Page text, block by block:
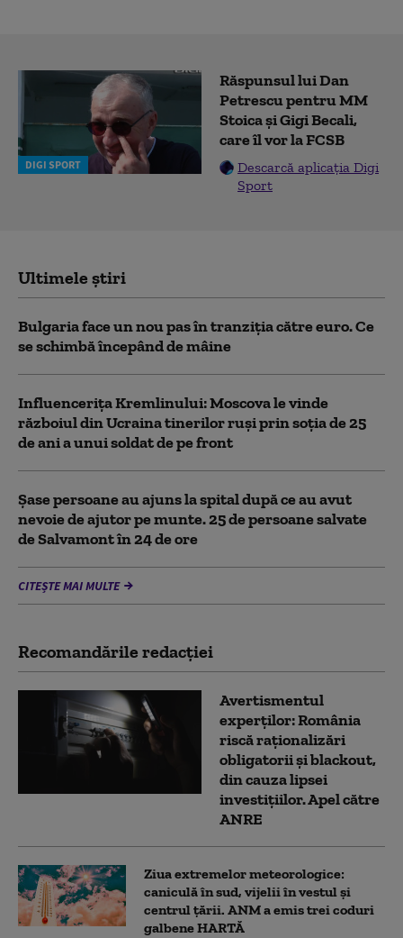
DIGI SPORT
Răspunsul lui Dan
Petrescu pentru MM
Stoica și Gigi Becali,
care îl vor la FCSB
Descarcă aplicația Digi
Sport
Ultimele știri
Bulgaria face un nou pas în tranziţia către euro. Ce
se schimbă începând de mâine
Influencerița Kremlinului: Moscova le vinde
războiul din Ucraina tinerilor ruși prin soția de 25
de ani a unui soldat de pe front
Șase persoane au ajuns la spital după ce au avut
nevoie de ajutor pe munte. 25 de persoane salvate
de Salvamont în 24 de ore
CITEȘTE MAI MULTE
Recomandările redacţiei
Avertismentul
experților: România
riscă raționalizări
obligatorii și blackout,
din cauza lipsei
investițiilor. Apel către
ANRE
Ziua extremelor meteorologice:
caniculă în sud, vijelii în vestul și
centrul țării. ANM a emis trei coduri
galbene HARTĂ